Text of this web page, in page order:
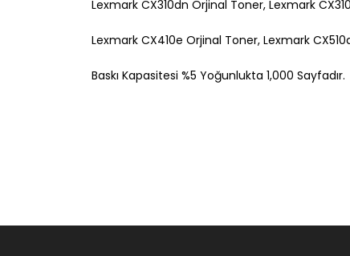
Lexmark CX310dn Orjinal Toner, Lexmark
Lexmark CX410e Orjinal Toner, Lexmark
Baskı Kapasitesi %5 Yoğunlukta 1,000 Sayfadır.